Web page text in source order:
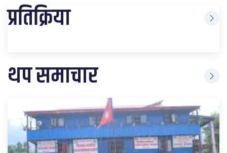
प्रतिक्रिया
थप समाचार